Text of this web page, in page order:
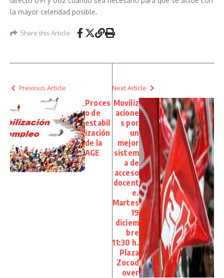
la mayor celeridad posible.
Share this Article
Previous Article
Proces
o de
estabil
ización
de la
AGE
Next Article
Moviliz
acione
s por
un
mejor
sistem
a de
acceso
docent
e.
Martes
19
diciem
bre
11:30 h.
Plaza
Zocod
over